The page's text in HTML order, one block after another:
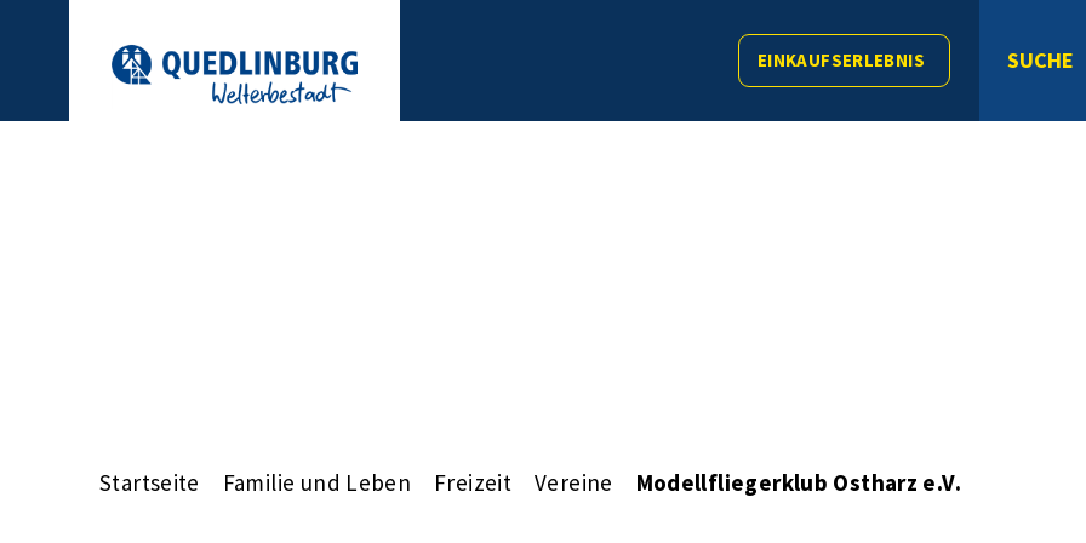
EINKAUFSERLEBNIS SUCHE
Startseite Familie und Leben Freizeit Vereine Modellfliegerklub Ostharz e.V.